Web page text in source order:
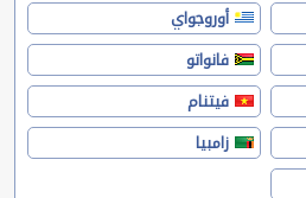
أوروجواي
فانواتو
فيتنام
زامبيا